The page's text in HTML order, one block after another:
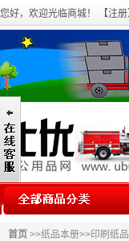
您好，欢迎光临商城！ 【注册
首页 >>纸品本册>>印刷纸品